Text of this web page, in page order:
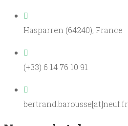
Hasparren (64240), France
(+33) 6 14 76 10 91
bertrand.barousse[at]neuf.fr